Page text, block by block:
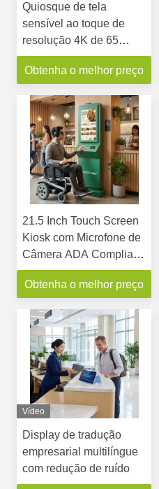
Quiosque de tela
sensível ao toque de
resolução 4K de 65
polegadas com chipset
Nvidia RTX6000 24 GB
PCAP de 10 pontos para
institutos de educação
Obtenha o melhor preço
21.5 Inch Touch Screen
Kiosk com Microfone de
Câmera ADA Compliant
Accessibilidade para
Self-Service Kiosk
Obtenha o melhor preço
Vídeo
Display de tradução
empresarial multilíngue
com redução de ruído